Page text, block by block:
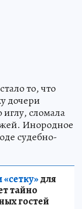
то, что
дочери
сломала
Инородное
судебно-
для
тайно
гостей